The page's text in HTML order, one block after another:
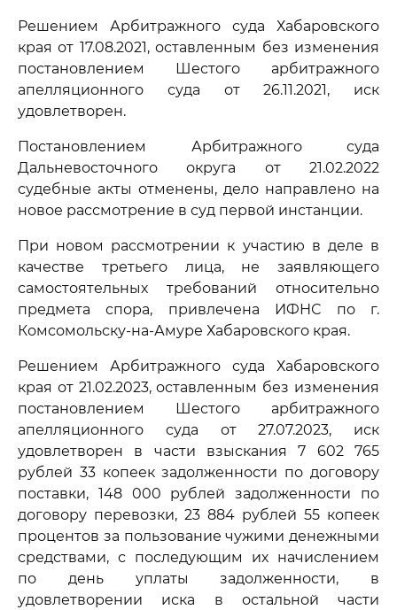
Решением Арбитражного суда Хабаровского
края от 17.08.2021, оставленным без изменения
постановлением Шестого арбитражного
апелляционного суда от 26.11.2021, иск
удовлетворен.
Постановлением Арбитражного суда
Дальневосточного округа от 21.02.2022
судебные акты отменены, дело направлено на
новое рассмотрение в суд первой инстанции.
При новом рассмотрении к участию в деле в
качестве третьего лица, не заявляющего
самостоятельных требований относительно
предмета спора, привлечена ИФНС по г.
Комсомольску-на-Амуре Хабаровского края.
Решением Арбитражного суда Хабаровского
края от 21.02.2023, оставленным без изменения
постановлением Шестого арбитражного
апелляционного суда от 27.07.2023, иск
удовлетворен в части взыскания 7 602 765
рублей 33 копеек задолженности по договору
поставки, 148 000 рублей задолженности по
договору перевозки, 23 884 рублей 55 копеек
процентов за пользование чужими денежными
средствами, с последующим их начислением
по день уплаты задолженности, в
удовлетворении иска в остальной части